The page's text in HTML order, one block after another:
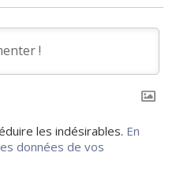
les indésirables. En
données de vos